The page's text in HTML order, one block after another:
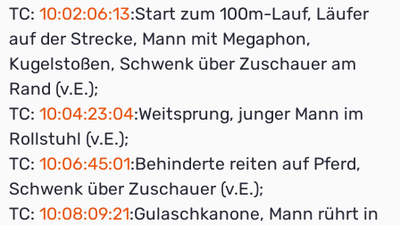
TC: 10:02:06:13:Start zum 100m-Lauf, Läufer
auf der Strecke, Mann mit Megaphon,
Kugelstoßen, Schwenk über Zuschauer am
Rand (v.E.);
TC: 10:04:23:04:Weitsprung, junger Mann im
Rollstuhl (v.E.);
TC: 10:06:45:01:Behinderte reiten auf Pferd,
Schwenk über Zuschauer (v.E.);
TC: 10:08:09:21:Gulaschkanone, Mann rührt in